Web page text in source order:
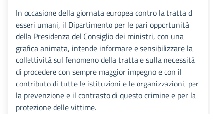
In occasione della giornata europea contro la tratta di
esseri umani, il Dipartimento per le pari opportunità
della Presidenza del Consiglio dei ministri, con una
grafica animata, intende informare e sensibilizzare la
collettività sul fenomeno della tratta e sulla necessità
di procedere con sempre maggior impegno e con il
contributo di tutte le istituzioni e le organizzazioni, per
la prevenzione e il contrasto di questo crimine e per la
protezione delle vittime.